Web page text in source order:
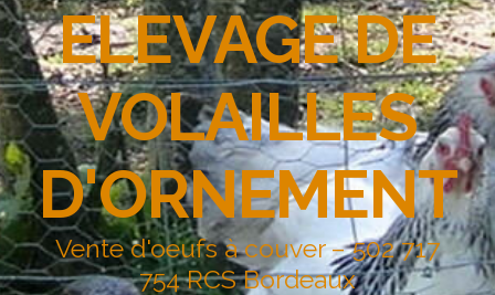
ELEVAGE DE
VOLAILLES
D'ORNEMENT
Vente d'oeufs à couver – 502 717
754 RCS Bordeaux